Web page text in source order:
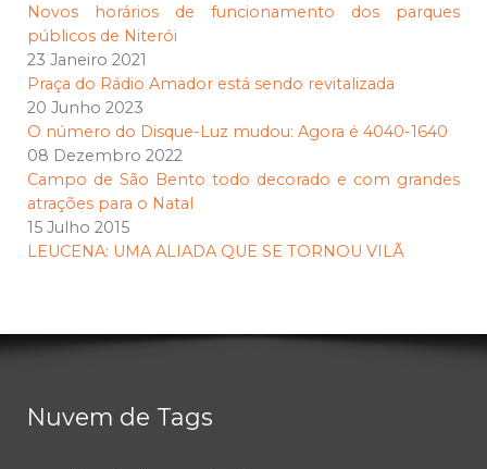
Novos horários de funcionamento dos parques
públicos de Niterói
23 Janeiro 2021
Praça do Rádio Amador está sendo revitalizada
20 Junho 2023
O número do Disque-Luz mudou: Agora é 4040-1640
08 Dezembro 2022
Campo de São Bento todo decorado e com grandes
atrações para o Natal
15 Julho 2015
LEUCENA: UMA ALIADA QUE SE TORNOU VILÃ
Nuvem de Tags